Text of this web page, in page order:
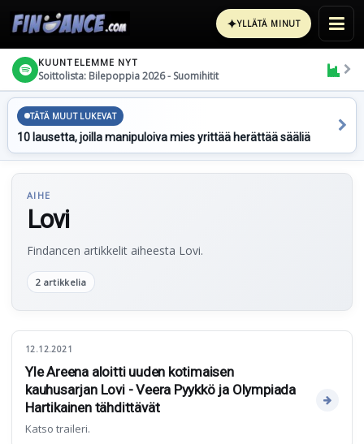
✦YLLÄTÄ MINUT
KUUNTELEMME NYT
Soittolista: Bilepoppia 2026 - Suomihitit
TÄTÄ MUUT LUKEVAT
10 lausetta, joilla manipuloiva mies yrittää herättää sääliä
AIHE
Lovi
Findancen artikkelit aiheesta Lovi.
2 artikkelia
12.12.2021
Yle Areena aloitti uuden kotimaisen
kauhusarjan Lovi - Veera Pyykkö ja Olympiada
Hartikainen tähdittävät
Katso traileri.